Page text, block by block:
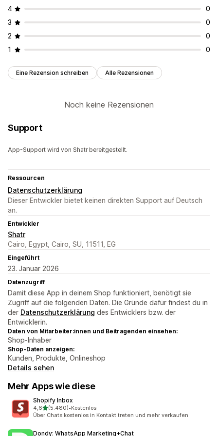
4
0
3
0
2
0
1
0
Eine Rezension schreiben Alle Rezensionen
Noch keine Rezensionen
Support
App-Support wird von Shatr bereitgestellt.
Ressourcen
Datenschutzerklärung
Dieser Entwickler bietet keinen direkten Support auf Deutsch
an.
Entwickler
Shatr
Cairo, Egypt, Cairo, SU, 11511, EG
Eingeführt
23. Januar 2026
Datenzugriff
Damit diese App in deinem Shop funktioniert, benötigt sie
Zugriff auf die folgenden Daten. Die Gründe dafür findest du in
der Datenschutzerklärung des Entwicklers bzw. der
Entwicklerin.
Daten von Mitarbeiter:innen und Beitragenden einsehen:
Shop-Inhaber
Shop-Daten anzeigen:
Kunden, Produkte, Onlineshop
Details sehen
Mehr Apps wie diese
Shopify Inbox
4,6von 5 Sternen
(5.480)
5480 Rezensionen insgesamt
•Kostenlos
Über Chats kostenlos in Kontakt treten und mehr verkaufen
Dondy: WhatsApp Marketing+Chat